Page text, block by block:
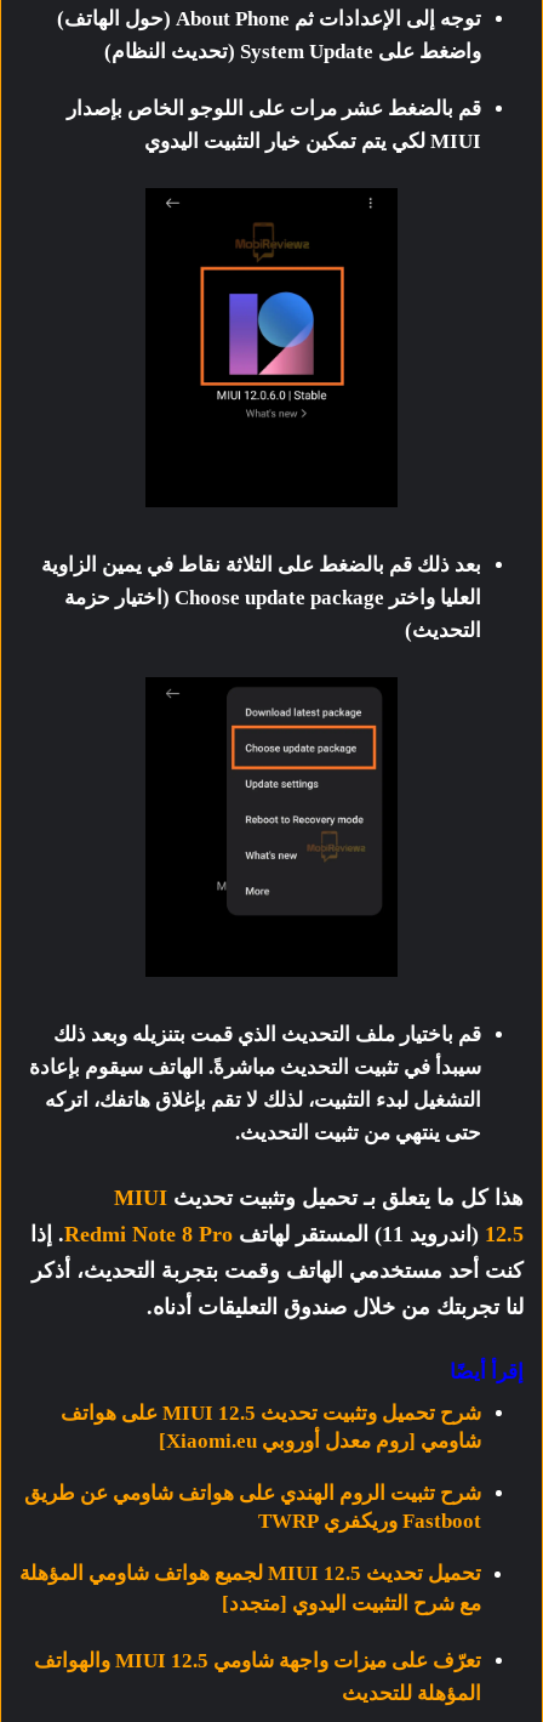
توجه إلى الإعدادات ثم About Phone (حول الهاتف)
واضغط على System Update (تحديث النظام)
قم بالضغط عشر مرات على اللوجو الخاص بإصدار
MIUI لكي يتم تمكين خيار التثبيت اليدوي
بعد ذلك قم بالضغط على الثلاثة نقاط في يمين الزاوية
العليا واختر Choose update package (اختيار حزمة
التحديث)
قم باختيار ملف التحديث الذي قمت بتنزيله وبعد ذلك
سيبدأ في تثبيت التحديث مباشرةً. الهاتف سيقوم بإعادة
التشغيل لبدء التثبيت، لذلك لا تقم بإغلاق هاتفك، اتركه
حتى ينتهي من تثبيت التحديث.
هذا كل ما يتعلق بـ تحميل وتثبيت تحديث MIUI
12.5 (اندرويد 11) المستقر لهاتف Redmi Note 8 Pro. إذا
كنت أحد مستخدمي الهاتف وقمت بتجربة التحديث، أذكر
لنا تجربتك من خلال صندوق التعليقات أدناه.
إقرأ أيضًا
شرح تحميل وتثبيت تحديث MIUI 12.5 على هواتف
شاومي [روم معدل أوروبي Xiaomi.eu]
شرح تثبيت الروم الهندي على هواتف شاومي عن طريق
Fastboot وريكفري TWRP
تحميل تحديث MIUI 12.5 لجميع هواتف شاومي المؤهلة
مع شرح التثبيت اليدوي [متجدد]
تعرّف على ميزات واجهة شاومي MIUI 12.5 والهواتف
المؤهلة للتحديث